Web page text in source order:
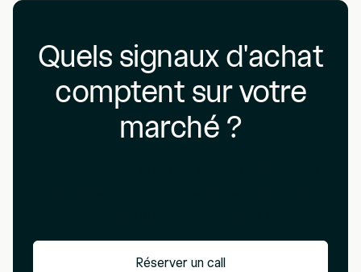
Quels signaux d'achat
comptent sur votre
marché ?
Réserver un call